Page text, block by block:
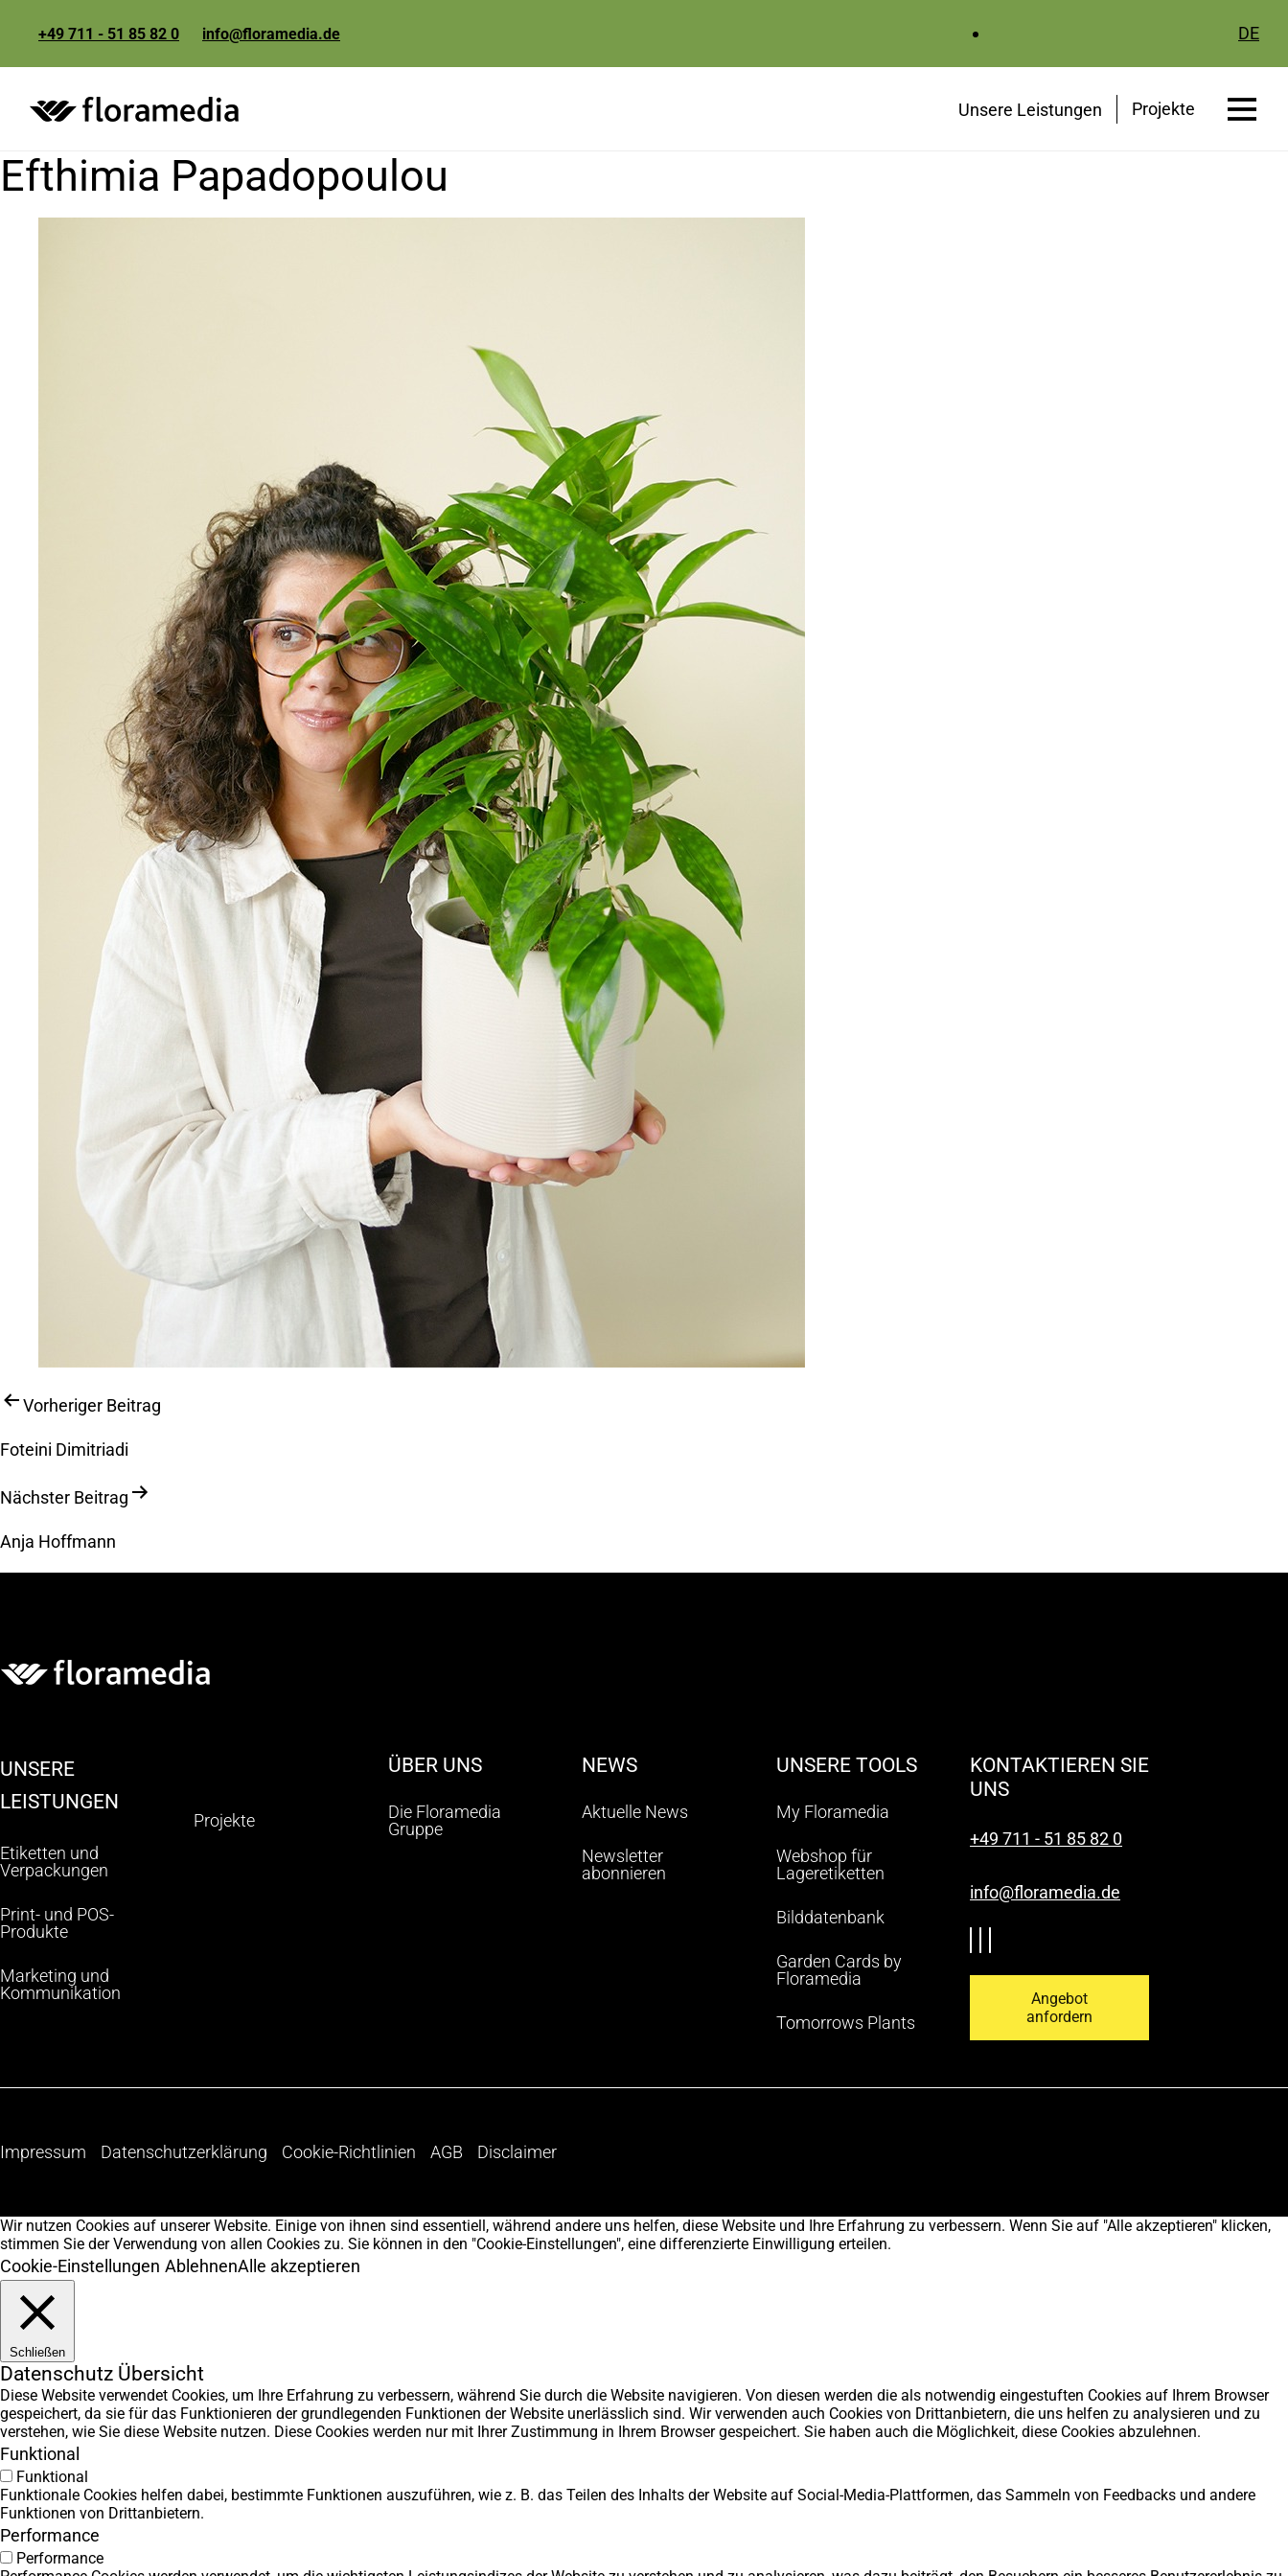
+49 711 - 51 85 82 0 info@floramedia.de DE
Unsere Leistungen Projekte
Efthimia Papadopoulou
Beitragsnavigation
Vorheriger Beitrag
Foteini Dimitriadi
Nächster Beitrag
Anja Hoffmann
UNSERE
LEISTUNGEN
Etiketten und
Verpackungen
Print- und POS-
Produkte
Marketing und
Kommunikation
Projekte
ÜBER UNS
Die Floramedia
Gruppe
NEWS
Aktuelle News
Newsletter
abonnieren
UNSERE TOOLS
My Floramedia
Webshop für
Lageretiketten
Bilddatenbank
Garden Cards by
Floramedia
Tomorrows Plants
KONTAKTIEREN SIE
UNS
+49 711 - 51 85 82 0
info@floramedia.de
Angebot
anfordern
Impressum Datenschutzerklärung Cookie-Richtlinien AGB Disclaimer
Wir nutzen Cookies auf unserer Website. Einige von ihnen sind essentiell, während andere uns helfen, diese Website und Ihre Erfahrung zu verbessern. Wenn Sie auf "Alle akzeptieren" klicken,
stimmen Sie der Verwendung von allen Cookies zu. Sie können in den "Cookie-Einstellungen", eine differenzierte Einwilligung erteilen.
Cookie-Einstellungen AblehnenAlle akzeptieren
Schließen
Datenschutz Übersicht
Diese Website verwendet Cookies, um Ihre Erfahrung zu verbessern, während Sie durch die Website navigieren. Von diesen werden die als notwendig eingestuften Cookies auf Ihrem Browser
gespeichert, da sie für das Funktionieren der grundlegenden Funktionen der Website unerlässlich sind. Wir verwenden auch Cookies von Drittanbietern, die uns helfen zu analysieren und zu
verstehen, wie Sie diese Website nutzen. Diese Cookies werden nur mit Ihrer Zustimmung in Ihrem Browser gespeichert. Sie haben auch die Möglichkeit, diese Cookies abzulehnen.
Funktional
Funktional
Funktionale Cookies helfen dabei, bestimmte Funktionen auszuführen, wie z. B. das Teilen des Inhalts der Website auf Social-Media-Plattformen, das Sammeln von Feedbacks und andere
Funktionen von Drittanbietern.
Performance
Performance
Print and POS-